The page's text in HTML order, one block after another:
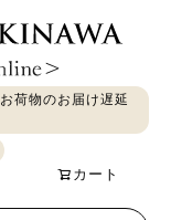
荷物のお届け遅延
サー 染織 食品
カート
ジ
へ